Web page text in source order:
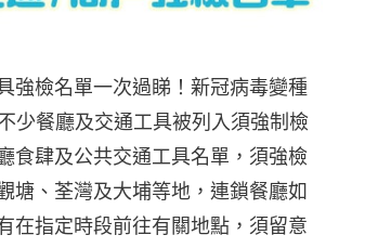
強檢名單一次過睇！新冠病毒變種
少餐廳及交通工具被列入須強制檢
食肆及公共交通工具名單，須強檢
塘、荃灣及大埔等地，連鎖餐廳如
在指定時段前往有關地點，須留意